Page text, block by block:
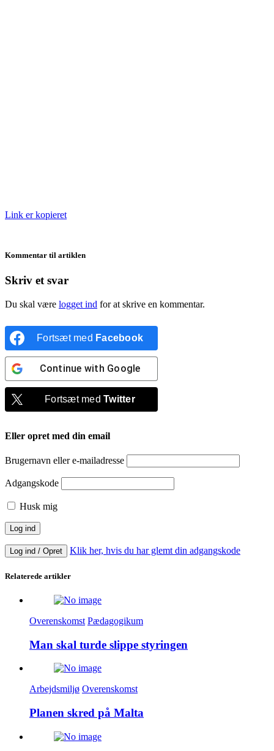
Link er kopieret
Kommentar til artiklen
Skriv et svar
Du skal være logget ind for at skrive en kommentar.
Fortsæt med Facebook
Continue with Google
Fortsæt medTwitter
Eller opret med din email
Brugernavn eller e-mailadresse
Adgangskode
Husk mig
Log ind / Opret Klik her, hvis du har glemt din adgangskode
Relaterede artikler
Overenskomst Pædagogikum
Man skal turde slippe styringen
Arbejdsmiljø Overenskomst
Planen skred på Malta